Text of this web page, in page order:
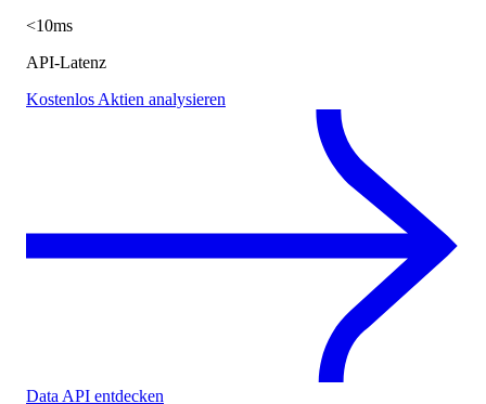
<10ms
API-Latenz
Kostenlos Aktien analysieren
Data API entdecken